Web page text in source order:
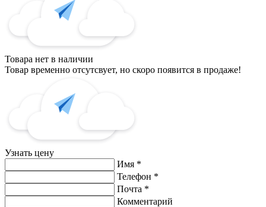
Товара нет в наличии
Товар временно отсутсвует, но скоро появится в продаже!
Узнать цену
Имя *
Телефон *
Почта *
Комментарий